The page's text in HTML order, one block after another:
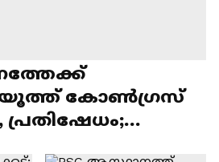
യൂത്ത് കോൺഗ്രസ്